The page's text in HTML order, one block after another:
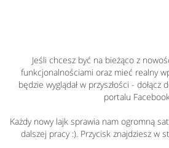
Jeśli chcesz być na bieżąco z
funkcjonalnościami oraz mieć realny
będzie wyglądał w przyszłości - dołącz
portalu
Każdy nowy lajk sprawia nam ogromną
dalszej pracy :). Przycisk znajdziesz w